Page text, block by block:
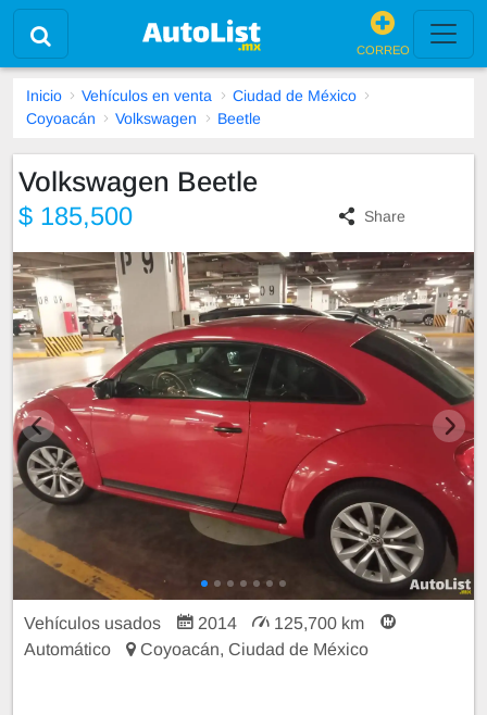
CORREO
Inicio Vehículos en venta
Ciudad de México
Coyoacán
Volkswagen Beetle
Volkswagen Beetle
$ 185,500 Share
Vehículos usados 2014
125,700 km
Automático
Coyoacán, Ciudad de México